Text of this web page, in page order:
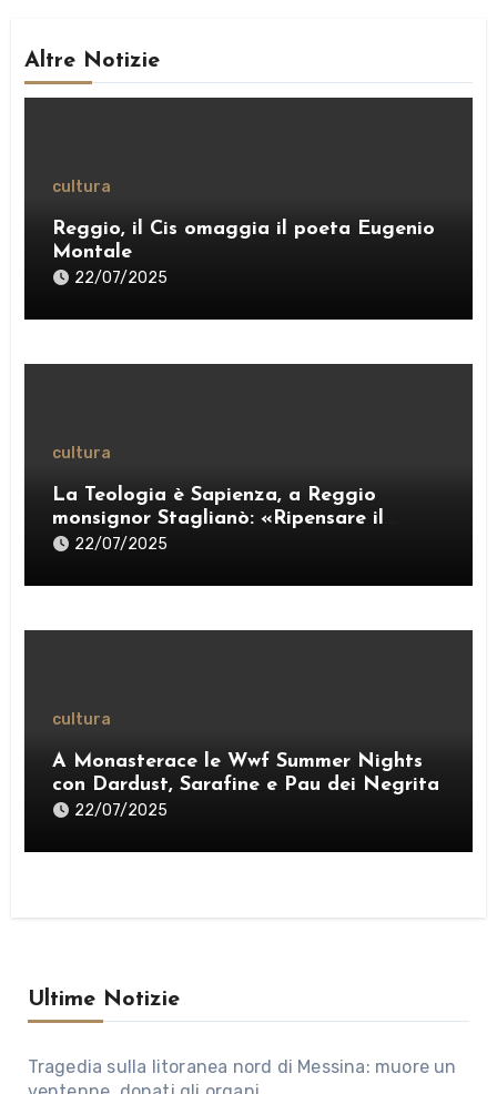
Altre Notizie
cultura
Reggio, il Cis omaggia il poeta Eugenio
Montale
22/07/2025
cultura
La Teologia è Sapienza, a Reggio
monsignor Staglianò: «Ripensare il
pensiero per esercitare una “ragione
22/07/2025
cultura
A Monasterace le Wwf Summer Nights
con Dardust, Sarafine e Pau dei Negrita
22/07/2025
Ultime Notizie
Tragedia sulla litoranea nord di Messina: muore un